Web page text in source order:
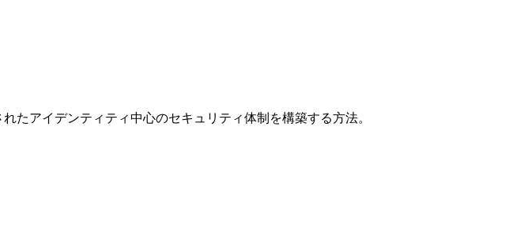
たアイデンティティ中心のセキュリティ体制を構築する方法。